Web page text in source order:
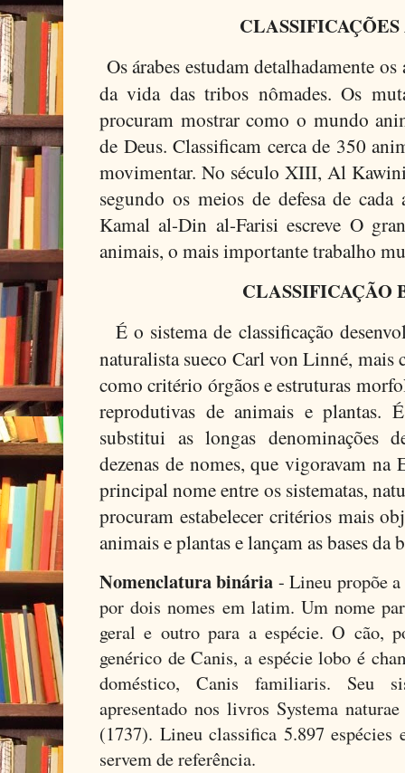
Os árabes estudam detalhadamente
da vida das tribos nômades. Os
procuram mostrar como o mundo
de Deus. Classificam cerca de 350
movimentar. No século XIII, Al
segundo os meios de defesa de
Kamal al-Din al-Farisi escreve O
animais, o mais importante trabalho
CLASSIFICAÇÃO
É o sistema de classificação
naturalista sueco Carl von Linné, mais
como critério órgãos e estruturas
reprodutivas de animais e plantas.
substitui as longas denominações
dezenas de nomes, que vigoravam na
principal nome entre os sistematas,
procuram estabelecer critérios mais
animais e plantas e lançam as bases
Nomenclatura binária - Lineu propõe
por dois nomes em latim. Um nome
geral e outro para a espécie. O cão,
genérico de Canis, a espécie lobo é
doméstico, Canis familiaris. Seu
apresentado nos livros Systema
(1737). Lineu classifica 5.897 espécies
servem de referência.